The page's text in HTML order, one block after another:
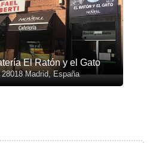
El Ratón y el Gato
Madrid, España